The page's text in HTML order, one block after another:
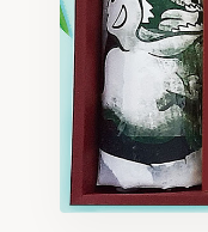
PRODUCTS
Bath / 療癒泡澡
Skin Care / 植萃保養